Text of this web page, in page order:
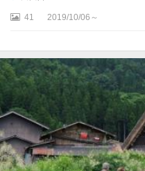
41 2019/10/06～